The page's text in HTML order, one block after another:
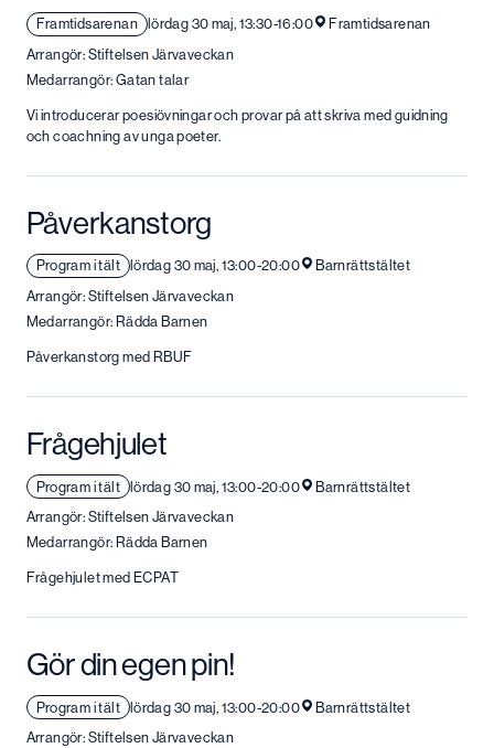
Framtidsarenan lördag 30 maj, 13:30-16:00
Framtidsarenan
Arrangör: Stiftelsen Järvaveckan
Medarrangör: Gatan talar
Vi introducerar poesiövningar och provar på att skriva med guidning
och coachning av unga poeter.
Påverkanstorg
Program i tält lördag 30 maj, 13:00-20:00
Barnrättstältet
Arrangör: Stiftelsen Järvaveckan
Medarrangör: Rädda Barnen
Påverkanstorg med RBUF
Frågehjulet
Program i tält lördag 30 maj, 13:00-20:00
Barnrättstältet
Arrangör: Stiftelsen Järvaveckan
Medarrangör: Rädda Barnen
Frågehjulet med ECPAT
Gör din egen pin!
Program i tält lördag 30 maj, 13:00-20:00
Barnrättstältet
Arrangör: Stiftelsen Järvaveckan